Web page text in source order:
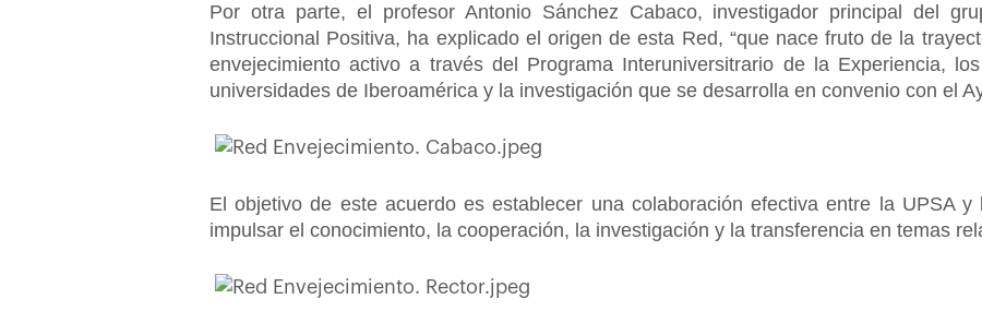
Por otra parte, el profesor Antonio Sánchez Cabaco, investigador principal del
Instruccional Positiva, ha explicado el origen de esta Red, “que nace fruto de la
envejecimiento activo a través del Programa Interuniversitrario de la Experiencia,
universidades de Iberoamérica y la investigación que se desarrolla en convenio con el
El objetivo de este acuerdo es establecer una colaboración efectiva entre la UPSA y
impulsar el conocimiento, la cooperación, la investigación y la transferencia en temas